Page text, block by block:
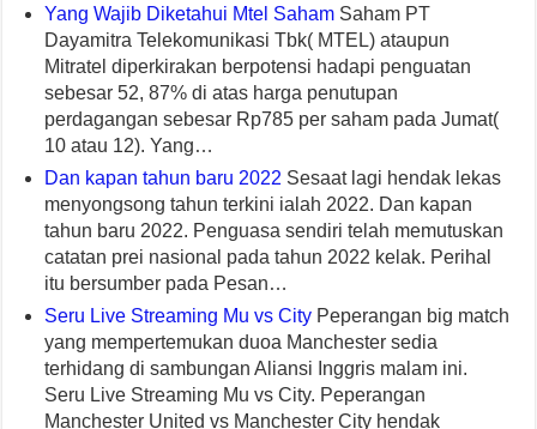
Yang Wajib Diketahui Mtel Saham Saham PT
Dayamitra Telekomunikasi Tbk( MTEL) ataupun
Mitratel diperkirakan berpotensi hadapi penguatan
sebesar 52, 87% di atas harga penutupan
perdagangan sebesar Rp785 per saham pada Jumat(
10 atau 12). Yang…
Dan kapan tahun baru 2022 Sesaat lagi hendak lekas
menyongsong tahun terkini ialah 2022. Dan kapan
tahun baru 2022. Penguasa sendiri telah memutuskan
catatan prei nasional pada tahun 2022 kelak. Perihal
itu bersumber pada Pesan…
Seru Live Streaming Mu vs City Peperangan big match
yang mempertemukan duoa Manchester sedia
terhidang di sambungan Aliansi Inggris malam ini.
Seru Live Streaming Mu vs City. Peperangan
Manchester United vs Manchester City hendak